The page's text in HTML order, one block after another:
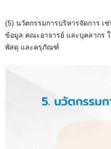
(5) นวัตกรรมการบริหารจัดการ
ข้อมูล คณะอาจารย์ และบุคลากร
พัสดุ และครุภัณฑ์